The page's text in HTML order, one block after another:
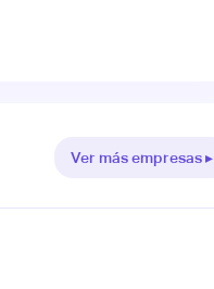
Ver más empresas ▸